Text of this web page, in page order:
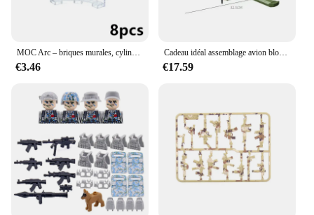
MOC Arc – briques murales, cylindre Transparent, quart de cylindre, 4x4x6, angle rond, 4x4, macarons larges avec 3 goujons, compatibles 30562 46361 blocs
€3.46
Cadeau idéal assemblage avion blocs de construction US militaire B-17 bombardier B-24 libérateur armée briques jouets pour enfants garçon cadeau
€17.59